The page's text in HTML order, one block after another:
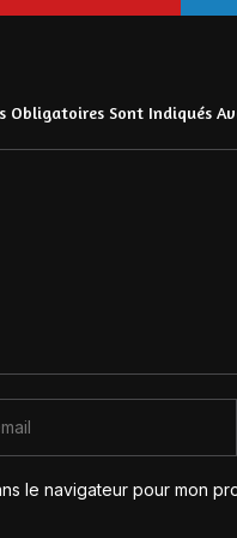
Obligatoires Sont Indiqués
le navigateur pour mon